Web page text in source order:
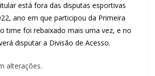
está fora das disputas esportivas
ano em que participou da Primeira
time foi rebaixado mais uma vez, e no
disputar a Divisão de Acesso.
alterações.